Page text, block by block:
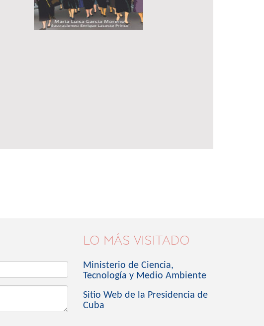
LO MÁS VISITADO
Ministerio de Ciencia,
Tecnología y Medio Ambiente
Sitio Web de la Presidencia de
Cuba